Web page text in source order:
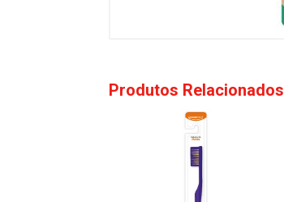
Produtos Relacionados